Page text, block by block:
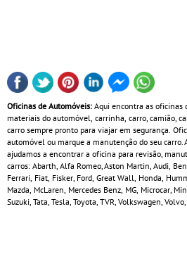
Oficinas de Automóveis: Aqui encontra as oficinas
materiais do automóvel, carrinha, carro, camião,
carro sempre pronto para viajar em segurança.
automóvel ou marque a manutenção do seu
ajudamos a encontrar a oficina para revisão,
carros: Abarth, Alfa Romeo, Aston Martin, Audi,
Ferrari, Fiat, Fisker, Ford, Great Wall, Honda,
Mazda, McLaren, Mercedes Benz, MG, Microcar,
Suzuki, Tata, Tesla, Toyota, TVR, Volkswagen,